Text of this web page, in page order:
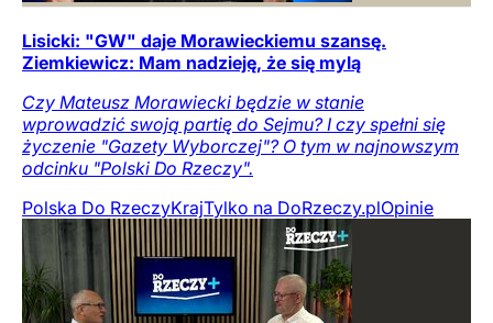
Lisicki: "GW" daje Morawieckiemu szansę.
Ziemkiewicz: Mam nadzieję, że się mylą
Czy Mateusz Morawiecki będzie w stanie
wprowadzić swoją partię do Sejmu? I czy spełni się
życzenie "Gazety Wyborczej"? O tym w najnowszym
odcinku "Polski Do Rzeczy".
Polska Do RzeczyKrajTylko na DoRzeczy.plOpinie